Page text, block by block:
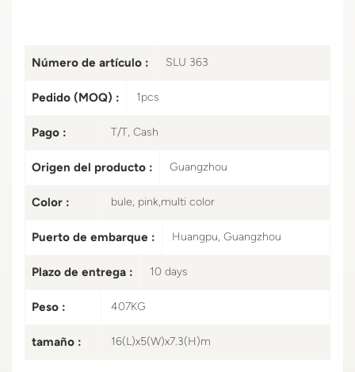
Número de artículo : SLU 363
Pedido (MOQ) : 1pcs
Pago : T/T, Cash
Origen del producto : Guangzhou
Color : bule, pink,multi color
Puerto de embarque : Huangpu, Guangzhou
Plazo de entrega : 10 days
Peso : 407KG
tamaño : 16(L)x5(W)x7.3(H)m